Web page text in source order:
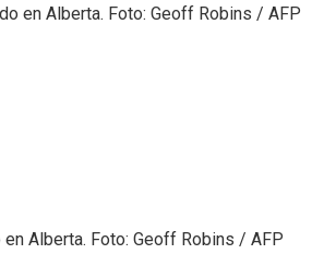
Alberta. Foto: Geoff Robins / AFP